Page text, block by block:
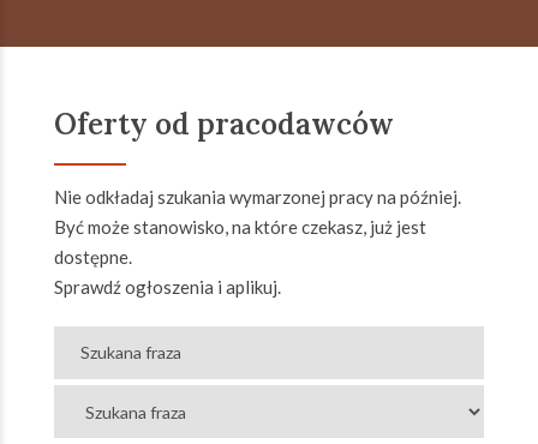
Oferty od pracodawców
Nie odkładaj szukania wymarzonej pracy na później.
Być może stanowisko, na które czekasz, już jest
dostępne.
Sprawdź ogłoszenia i aplikuj.